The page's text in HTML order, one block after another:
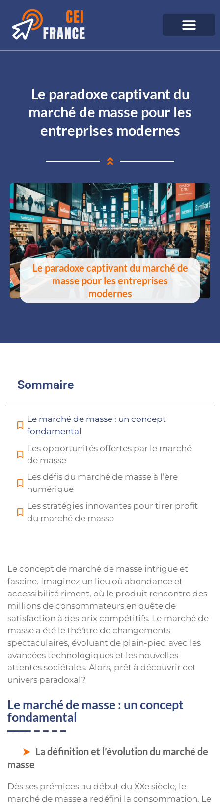
Le paradoxe captivant du
marché de masse pour les
entreprises modernes
Le paradoxe captivant du marché de
masse pour les entreprises
modernes
Sommaire
Le marché de masse : un concept
fondamental
Les opportunités offertes par le marché
de masse
Les défis du marché de masse à l’ère
numérique
Les stratégies innovantes pour tirer profit
du marché de masse
Le concept de marché de masse intrigue et
fascine. Imaginez un lieu où abondance et
accessibilité riment, où le produit rencontre des
millions de consommateurs en quête de
satisfaction à des prix compétitifs. Le marché de
masse a été le théâtre de changements
spectaculaires, évoluant de plain-pied avec les
avancées technologiques et les nouvelles
attentes sociétales. Alors, prêt à découvrir cet
univers paradoxal?
Le marché de masse : un concept
fondamental
La définition et l’évolution du marché de
masse
Dès ses prémices au début du XXe siècle, le
marché de masse a redéfini la consommation. Le